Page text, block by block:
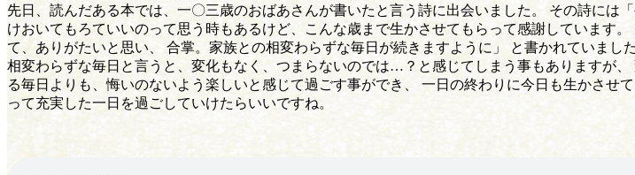
先日、読んだある本では、一〇三歳のおばあさんが書いたと言う詩に出会いました。 その詩に
けおいてもろていいのって思う時もあるけど、こんな歳まで生かさせてもらって感謝しています
て、ありがたいと思い、 合掌。家族との相変わらずな毎日が続きますように」 と書かれていました
相変わらずな毎日と言うと、変化もなく、つまらないのでは…？と感じてしまう事もありますが
る毎日よりも、悔いのないよう楽しいと感じて過ごす事ができ、 一日の終わりに今日も生かさ
って充実した一日を過ごしていけたらいいですね。